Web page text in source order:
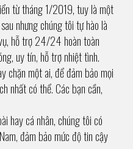
từ tháng 1/2019, tuy là một
nhưng chúng tôi tự hào là
hỗ trợ 24/24 hoàn toàn
uy tín, hỗ trợ nhiệt tình.
chặn một ai, để đảm bảo mọi
nhất có thể. Các bạn cần,
hay cá nhân, chúng tôi có
đảm bảo mức độ tin cậy